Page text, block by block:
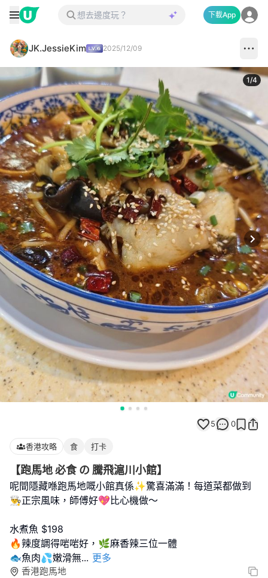
下載App
JK.JessieKim 2025/12/09
1/4
5 0
香港攻略 食 打卡
【跑馬地 必食 の 騰飛滬川小館】
呢間隱藏喺跑馬地嘅小館真係✨驚喜滿滿！每道菜都做到
👨‍🍳正宗風味，師傅好💖比心機做～
水煮魚 $198
🔥辣度調得啱啱好，🌿麻香辣三位一體
🐟魚肉💦嫩滑無... 更多
香港跑馬地